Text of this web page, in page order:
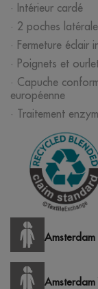
· Intérieur cardé
· 2 poches
· Fermeture éclair
· Poignets et
· Capuche
européenne
· Traitement
Amsterdam